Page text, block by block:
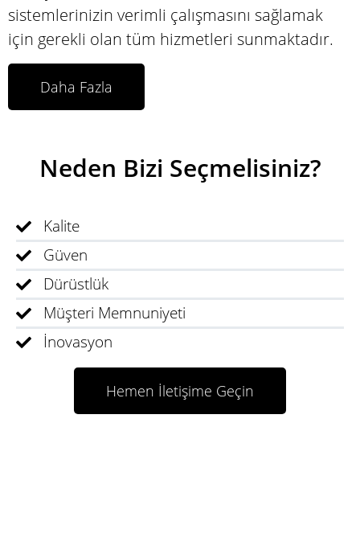
sistemlerinizin verimli çalışmasını sağlamak
için gerekli olan tüm hizmetleri sunmaktadır.
Daha Fazla
Neden Bizi Seçmelisiniz?
Kalite
Güven
Dürüstlük
Müşteri Memnuniyeti
İnovasyon
Hemen İletişime Geçin